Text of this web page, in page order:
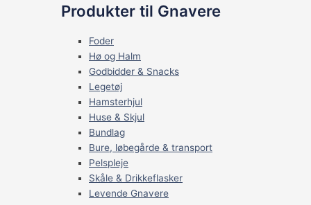
Produkter til Gnavere
Foder
Hø og Halm
Godbidder & Snacks
Legetøj
Hamsterhjul
Huse & Skjul
Bundlag
Bure, løbegårde & transport
Pelspleje
Skåle & Drikkeflasker
Levende Gnavere